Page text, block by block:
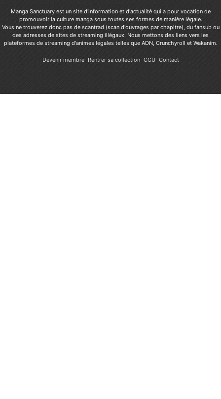
Manga Sanctuary est un site d'information et d'actualité qui a pour vocation de
promouvoir la culture manga sous toutes ses formes de manière légale.
Vous ne trouverez donc pas de scantrad (scan d'ouvrages par chapitre), du fansub ou
des adresses de sites de streaming illégaux. Nous mettons des liens vers les
plateformes de streaming d'animes légales telles que ADN, Crunchyroll et Wakanim.
Devenir membre Rentrer sa collection CGU Contact